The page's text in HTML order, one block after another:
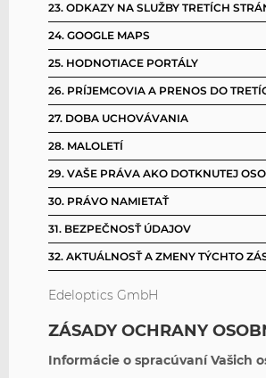
23. ODKAZY NA SLUŽBY TRETÍCH
24. GOOGLE MAPS
25. HODNOTIACE PORTÁLY
26. PRÍJEMCOVIA A PRENOS DO
27. DOBA UCHOVÁVANIA
28. MALOLETÍ
29. VAŠE PRÁVA AKO DOTKNUTEJ
30. PRÁVO NAMIETAŤ
31. BEZPEČNOSŤ ÚDAJOV
32. AKTUÁLNOSŤ A ZMENY TÝCHTO
Edeloptics GmbH
ZÁSADY OCHRANY
Informácie o spracúvaní Vašich